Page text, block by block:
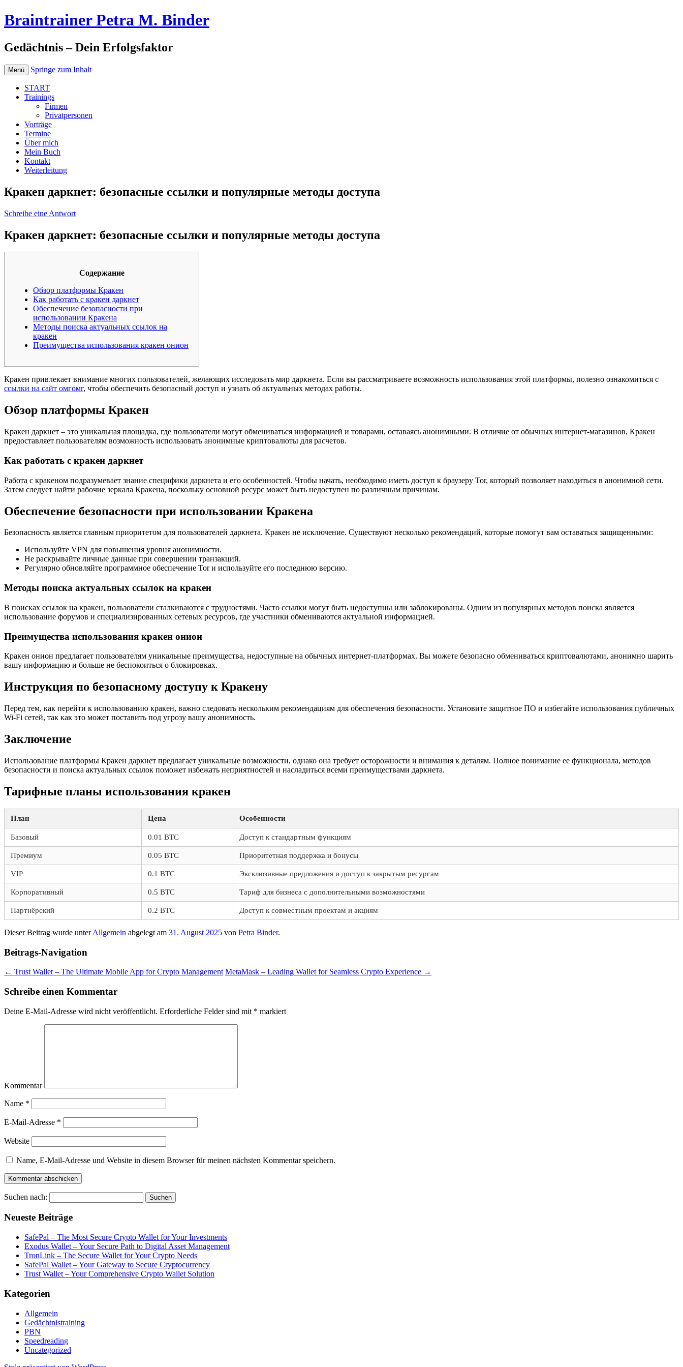
Braintrainer Petra M. Binder
Gedächtnis – Dein Erfolgsfaktor
Menü Springe zum Inhalt
START
Trainings
Firmen
Privatpersonen
Vorträge
Termine
Über mich
Mein Buch
Kontakt
Weiterleitung
Кракен даркнет: безопасные ссылки и популярные методы доступа
Schreibe eine Antwort
Кракен даркнет: безопасные ссылки и популярные методы доступа
Содержание
Обзор платформы Кракен
Как работать с кракен даркнет
Обеспечение безопасности при
использовании Кракена
Методы поиска актуальных ссылок на
кракен
Преимущества использования кракен онион
Кракен привлекает внимание многих пользователей, желающих исследовать мир даркнета. Если вы рассматриваете возможность использования этой платформы, полезно ознакомиться с
ссылки на сайт омгомг, чтобы обеспечить безопасный доступ и узнать об актуальных методах работы.
Обзор платформы Кракен
Кракен даркнет – это уникальная площадка, где пользователи могут обмениваться информацией и товарами, оставаясь анонимными. В отличие от обычных интернет-магазинов, Кракен
предоставляет пользователям возможность использовать анонимные криптовалюты для расчетов.
Как работать с кракен даркнет
Работа с кракеном подразумевает знание специфики даркнета и его особенностей. Чтобы начать, необходимо иметь доступ к браузеру Tor, который позволяет находиться в анонимной сети.
Затем следует найти рабочие зеркала Кракена, поскольку основной ресурс может быть недоступен по различным причинам.
Обеспечение безопасности при использовании Кракена
Безопасность является главным приоритетом для пользователей даркнета. Кракен не исключение. Существуют несколько рекомендаций, которые помогут вам оставаться защищенными:
Используйте VPN для повышения уровня анонимности.
Не раскрывайте личные данные при совершении транзакций.
Регулярно обновляйте программное обеспечение Tor и используйте его последнюю версию.
Методы поиска актуальных ссылок на кракен
В поисках ссылок на кракен, пользователи сталкиваются с трудностями. Часто ссылки могут быть недоступны или заблокированы. Одним из популярных методов поиска является
использование форумов и специализированных сетевых ресурсов, где участники обмениваются актуальной информацией.
Преимущества использования кракен онион
Кракен онион предлагает пользователям уникальные преимущества, недоступные на обычных интернет-платформах. Вы можете безопасно обмениваться криптовалютами, анонимно шарить
вашу информацию и больше не беспокоиться о блокировках.
Инструкция по безопасному доступу к Кракену
Перед тем, как перейти к использованию кракен, важно следовать нескольким рекомендациям для обеспечения безопасности. Установите защитное ПО и избегайте использования публичных
Wi-Fi сетей, так как это может поставить под угрозу вашу анонимность.
Заключение
Использование платформы Кракен даркнет предлагает уникальные возможности, однако она требует осторожности и внимания к деталям. Полное понимание ее функционала, методов
безопасности и поиска актуальных ссылок поможет избежать неприятностей и насладиться всеми преимуществами даркнета.
Тарифные планы использования кракен
План Цена Особенности
Базовый 0.01 BTC Доступ к стандартным функциям
Премиум 0.05 BTC Приоритетная поддержка и бонусы
VIP 0.1 BTC Эксклюзивные предложения и доступ к закрытым ресурсам
Корпоративный 0.5 BTC Тариф для бизнеса с дополнительными возможностями
Партнёрский 0.2 BTC Доступ к совместным проектам и акциям
Dieser Beitrag wurde unterAllgemein abgelegt am 31. August 2025 von Petra Binder.
Beitrags-Navigation
← Trust Wallet – The Ultimate Mobile App for Crypto Management MetaMask – Leading Wallet for Seamless Crypto Experience →
Schreibe einen Kommentar
Deine E-Mail-Adresse wird nicht veröffentlicht. Erforderliche Felder sind mit * markiert
Kommentar
Name *
E-Mail-Adresse *
Website
Name, E-Mail-Adresse und Website in diesem Browser für meinen nächsten Kommentar speichern.
Suchen nach:
Neueste Beiträge
SafePal – The Most Secure Crypto Wallet for Your Investments
Exodus Wallet – Your Secure Path to Digital Asset Management
TronLink – The Secure Wallet for Your Crypto Needs
SafePal Wallet – Your Gateway to Secure Cryptocurrency
Trust Wallet – Your Comprehensive Crypto Wallet Solution
Kategorien
Allgemein
Gedächtnistraining
PBN
Speedreading
Uncategorized